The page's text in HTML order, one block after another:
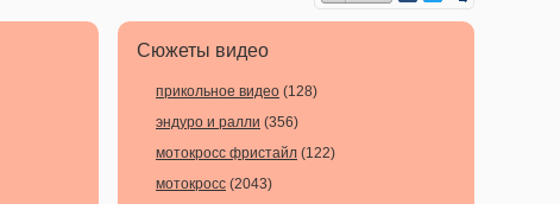
Сюжеты видео
прикольное видео (128)
эндуро и ралли (356)
мотокросс фристайл (122)
мотокросс (2043)